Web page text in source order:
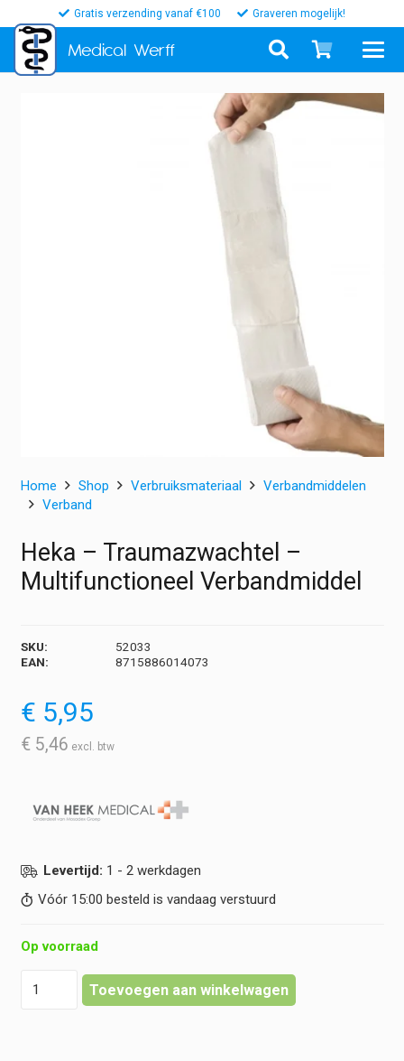
Gratis verzending vanaf €100 Graveren mogelijk!
Medical Werff
Home Shop Verbruiksmateriaal
Verbandmiddelen
Verband
Heka – Traumazwachtel –
Multifunctioneel Verbandmiddel
SKU:
52033
EAN:
8715886014073
€ 5,95
€ 5,46
Levertijd: 1 - 2 werkdagen
Vóór 15:00 besteld is vandaag verstuurd
Op voorraad
Toevoegen aan winkelwagen